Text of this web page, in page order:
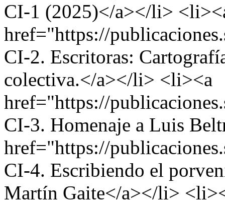
CI-1 (2025)</a></li>
href="https://
CI-2. Escritoras:
colectiva.</a></li> <li><a
href="https://
CI-3. Homenaje a Luis
href="https://
CI-4. Escribiendo el
Martín Gaite</a></li>